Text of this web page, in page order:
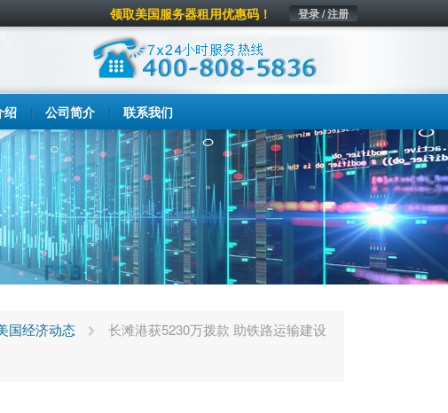
登录 / 注册
领取美国服务器租用优惠码！
绍 公司简介 联系我们
国经济动态 长滩港获5230万拨款 助铁路运输建设